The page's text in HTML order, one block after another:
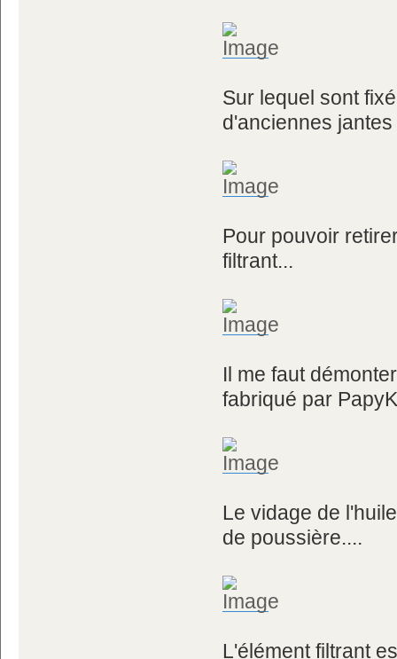
Sur lequel sont
d'anciennes
Pour pouvoir
filtrant...
Il me faut
fabriqué par
Le vidage de
de poussière....
L'élément filtrant